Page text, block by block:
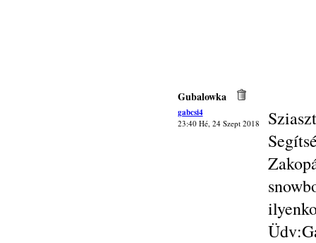
Gubalowka
gabcsi4
23:40 Hé, 24 Szept 2018